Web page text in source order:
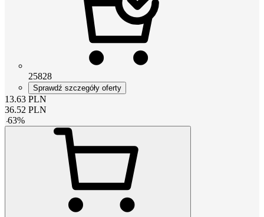
25828
Sprawdź szczegóły oferty
13.63 PLN
36.52 PLN
-63%